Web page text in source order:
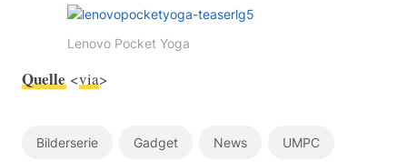
Lenovo Pocket Yoga
Quelle <via>
Bilderserie Gadget News UMPC